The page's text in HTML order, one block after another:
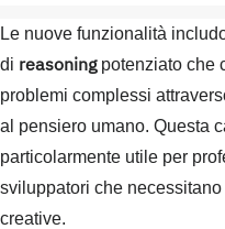
Le nuove funzionalità
di reasoningpotenziato che
problemi complessi
al pensiero umano. Questa
particolarmente utile per
sviluppatori che
creative.